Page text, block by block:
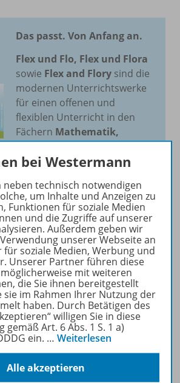
Das passt. Von Anfang an.
Flex und Flo, Flex und Flora
sowie Flex and Flory sind die
modernen Unterrichtswerke
für einen offenen und
flexiblen Unterricht in den
Fächern Mathematik,
DeutschundEnglisch.
Mehr erfahren
Produkte
bei Westermann
neben technisch notwendigen
um Inhalte und Anzeigen zu
Funktionen für soziale Medien
und die Zugriffe auf unserer
Außerdem geben wir
unserer Webseite an
soziale Medien, Werbung und
Unserer Partner führen diese
mit weiteren
die Sie ihnen bereitgestellt
sie im Rahmen Ihrer Nutzung der
haben. Durch Betätigen des
willigen Sie in diese
gemäß Art. 6 Abs. 1 S. 1 a)
ein. … Weiterlesen
Alle akzeptieren